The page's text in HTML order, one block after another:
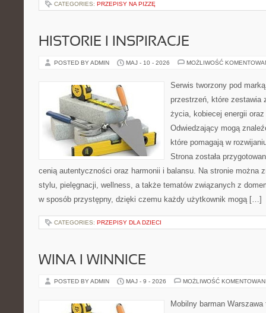
CATEGORIES: PRZEPISY NA PIZZĘ
HISTORIE I INSPIRACJE
POSTED BY ADMIN MAJ - 10 - 2026 MOŻLIWOŚĆ
Serwis tworzony pod
przestrzeń, które zestawia
życia, kobiecej energii
Odwiedzający mogą
które pomagają w
Strona została
cenią autentyczności oraz harmonii i balansu. Na stronie można
stylu, pielęgnacji, wellness, a także tematów związanych z
w sposób przystępny, dzięki czemu każdy użytkownik mogą […]
CATEGORIES: PRZEPISY DLA DZIECI
WINA I WINNICE
POSTED BY ADMIN MAJ - 9 - 2026 MOŻLIWOŚĆ
Mobilny barman